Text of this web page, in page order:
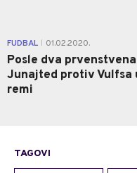
FUDBAL 01.02.2020.
Posle dva
Junajted protiv Vulfsa
remi
TAGOVI